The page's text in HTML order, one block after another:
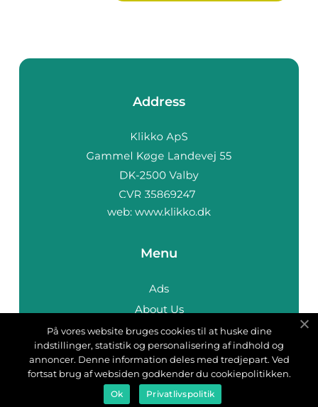
Address
web: www.klikko.dk
Menu
Ads
About Us
Cookies
Contact
Sitemap
På vores website bruges cookies til at huske dine
indstillinger, statistik og personalisering af indhold og
annoncer. Denne information deles med tredjepart. Ved
fortsat brug af websiden godkender du cookiepolitikken.
Ok Privatlivspolitik